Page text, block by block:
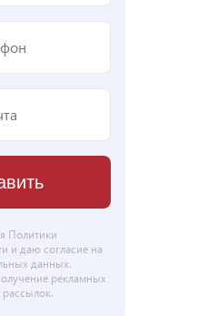
Политики
и даю согласие на
данных.
рекламных